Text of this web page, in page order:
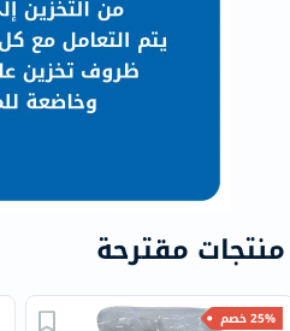
منتجات مقترحة
25% خصم